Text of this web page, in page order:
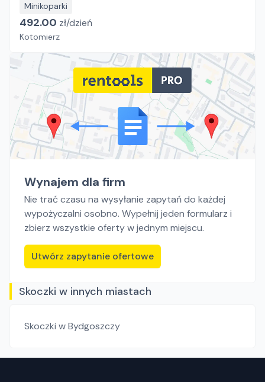
Minikoparki
492.00 zł/dzień
Kotomierz
Wynajem dla firm
Nie trać czasu na wysyłanie zapytań do każdej
wypożyczalni osobno. Wypełnij jeden formularz i
zbierz wszystkie oferty w jednym miejscu.
Utwórz zapytanie ofertowe
Skoczki w innych miastach
Skoczki w Bydgoszczy